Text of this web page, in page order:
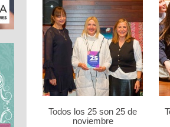
Todos los 25 son 25 de
noviembre